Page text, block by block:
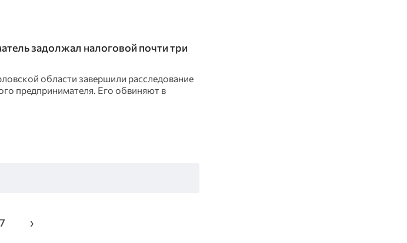
задолжал налоговой почти три
области завершили расследование
предпринимателя. Его обвиняют в
7 ›